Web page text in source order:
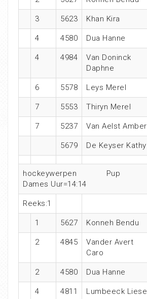
3 5623 Khan Kira
4 4580 Dua Hanne
4 4984
Van Doninck
Daphne
6 5578 Leys Merel
7 5553 Thiryn Merel
7 5237 Van Aelst Amber
5679 De Keyser Kathy
hockeywerpen Pup
Dames Uur=14:14
Reeks:1
1 5627 Konneh Bendu
2 4845
Vander Avert
Caro
2 4580 Dua Hanne
4 4811 Lumbeeck Liese